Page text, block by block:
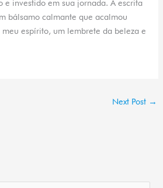
e investido em sua jornada. A escrita
bálsamo calmante que acalmou
espírito, um lembrete da beleza e
Next Post →